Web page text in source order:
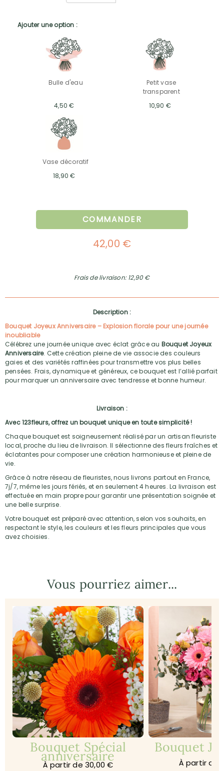
Ajouter une option :
Bulle d'eau
4,50 €
Petit vase
transparent
10,90 €
Vase décoratif
18,90 €
COMMANDER
42,00 €
Frais de livraison: 12,90 €
Description :
Bouquet Joyeux Anniversaire – Explosion florale pour une journée
inoubliable
Célébrez une journée unique avec éclat grâce au Bouquet Joyeux
Anniversaire. Cette création pleine de vie associe des couleurs
gaies et des variétés raffinées pour transmettre vos plus belles
pensées. Frais, dynamique et généreux, ce bouquet est l’allié parfait
pour marquer un anniversaire avec tendresse et bonne humeur.
Livraison :
Avec 123fleurs, offrez un bouquet unique en toute simplicité !
Chaque bouquet est soigneusement réalisé par un artisan fleuriste
local, proche du lieu de livraison. Il sélectionne des fleurs fraîches et
éclatantes pour composer une création harmonieuse et pleine de
vie.
Grâce à notre réseau de fleuristes, nous livrons partout en France,
7j/7, même les jours fériés, et en seulement 4 heures. La livraison est
effectuée en main propre pour garantir une présentation soignée et
une belle surprise.
Votre bouquet est préparé avec attention, selon vos souhaits, en
respectant le style, les couleurs et les fleurs principales que vous
avez choisies.
Vous pourriez aimer...
Bouquet Spécial
anniversaire
À partir de 30,00 €
Bouquet
À partir de